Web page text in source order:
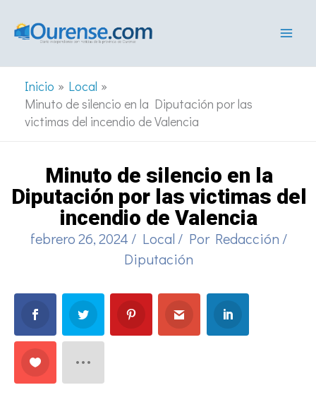
Inicio
Local
Minuto de silencio en la Diputación por las
victimas del incendio de Valencia
Minuto de silencio en la
Diputación por las victimas del
incendio de Valencia
febrero 26, 2024 / Local / Por Redacción /
Diputación